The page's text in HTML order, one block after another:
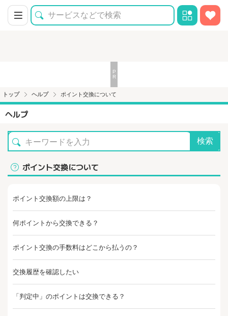
トップ ヘルプ ポイント交換について
ヘルプ
検索
ポイント交換について
ポイント交換額の上限は？
何ポイントから交換できる？
ポイント交換の手数料はどこから払うの？
交換履歴を確認したい
「判定中」のポイントは交換できる？